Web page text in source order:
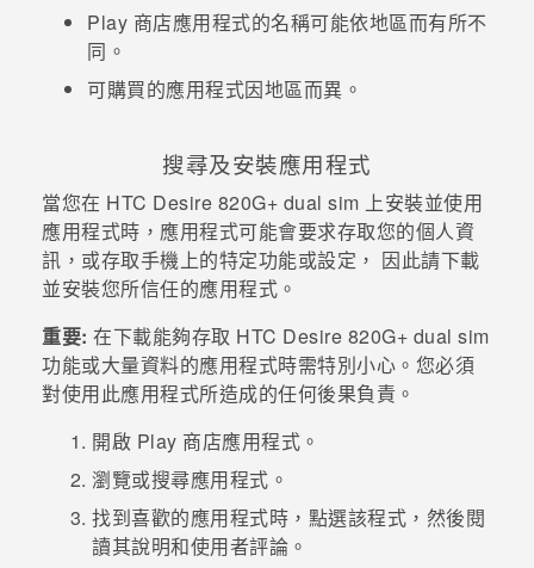
Play 商店應用程式的名稱可能依地區而有所不
同。
可購買的應用程式因地區而異。
搜尋及安裝應用程式
當您在 HTC Desire 820G‍+ dual sim 上安裝並使用
應用程式時，應用程式可能會要求存取您的個人資
訊，或存取手機上的特定功能或設定， 因此請下載
並安裝您所信任的應用程式。
重要: 在下載能夠存取 HTC Desire 820G‍+ dual sim
功能或大量資料的應用程式時需特別小心。您必須
對使用此應用程式所造成的任何後果負責。
開啟 Play 商店應用程式。
瀏覽或搜尋應用程式。
找到喜歡的應用程式時，點選該程式，然後閱
讀其說明和使用者評論。